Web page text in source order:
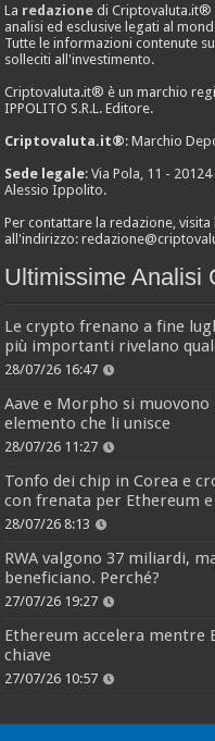
La redazione di Criptovaluta.it®
analisi ed esclusive legati al
Tutte le informazioni contenute
solleciti all'investimento.
Criptovaluta.it® è un marchio
IPPOLITO S.R.L. Editore.
Criptovaluta.it®: Marchio
Sede legale: Via Pola, 11 -
Alessio Ippolito.
Per contattare la redazione, visita
all'indirizzo:
Ultimissime Analisi
Le crypto frenano a fine
più importanti rivelano
28/07/26 16:47
Aave e Morpho si muovono
elemento che li unisce
28/07/26 11:27
Tonfo dei chip in Corea e
con frenata per Ethereum
28/07/26 8:13
RWA valgono 37 miliardi,
beneficiano. Perché?
27/07/26 19:27
Ethereum accelera mentre
chiave
27/07/26 10:57